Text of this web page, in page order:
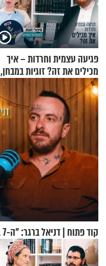
פגיעה עצמית וחרדות – איך
מכילים את זה? זוגיות במבחן,
הפעם עם יהודית ואלתר כהן
קוד פתוח | דניאל ברגר: "ה-7 באוקטובר גרם לי לחפש תשובות"